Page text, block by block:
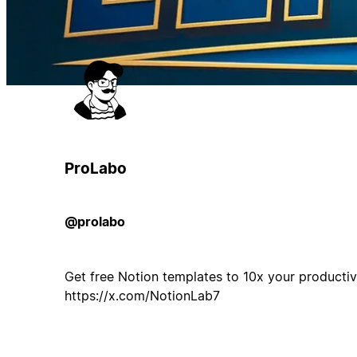
ProLabo
@prolabo
Get free Notion templates to 10x your
https://x.com/NotionLab7